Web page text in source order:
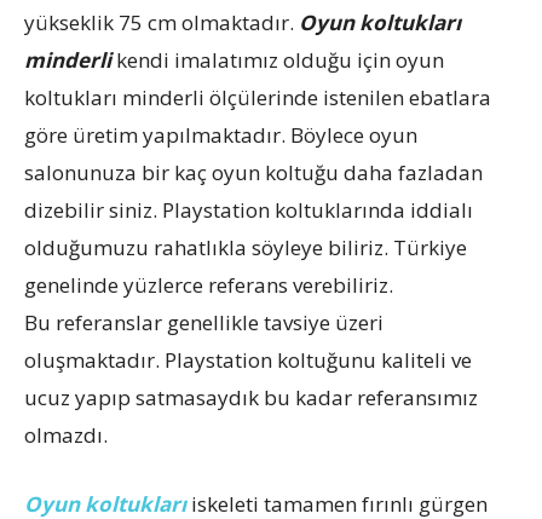
yükseklik 75 cm olmaktadır. Oyun koltukları
minderlikendi imalatımız olduğu için oyun
koltukları minderli ölçülerinde istenilen ebatlara
göre üretim yapılmaktadır. Böylece oyun
salonunuza bir kaç oyun koltuğu daha fazladan
dizebilir siniz. Playstation koltuklarında iddialı
olduğumuzu rahatlıkla söyleye biliriz. Türkiye
genelinde yüzlerce referans verebiliriz.
Bu referanslar genellikle tavsiye üzeri
oluşmaktadır. Playstation koltuğunu kaliteli ve
ucuz yapıp satmasaydık bu kadar referansımız
olmazdı.
Oyun koltukları iskeleti tamamen fırınlı gürgen